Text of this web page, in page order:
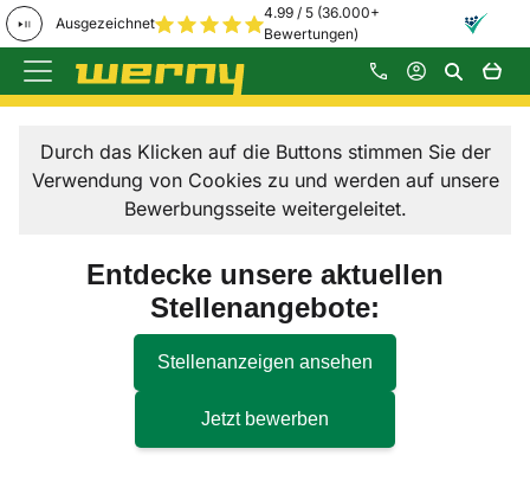
Ausgezeichnet
4.99 / 5 (36.000+
Bewertungen)
Zum Hauptinhalt springen
Durch das Klicken auf die Buttons stimmen Sie der
Verwendung von Cookies zu und werden auf unsere
Bewerbungsseite weitergeleitet.
Entdecke unsere aktuellen
Stellenangebote:
Stellenanzeigen ansehen
Jetzt bewerben